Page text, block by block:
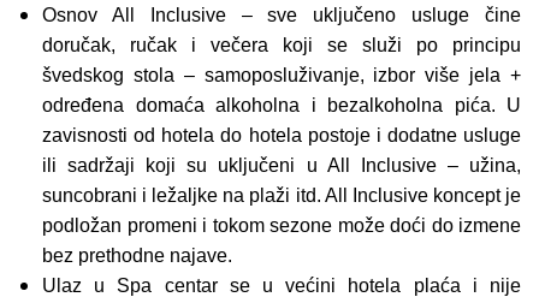
Osnov All Inclusive – sve uključeno usluge čine
doručak, ručak i večera koji se služi po principu
švedskog stola – samoposluživanje, izbor više jela +
određena domaća alkoholna i bezalkoholna pića. U
zavisnosti od hotela do hotela postoje i dodatne usluge
ili sadržaji koji su uključeni u All Inclusive – užina,
suncobrani i ležaljke na plaži itd. All Inclusive koncept je
podložan promeni i tokom sezone može doći do izmene
bez prethodne najave.
Ulaz u Spa centar se u većini hotela plaća i nije